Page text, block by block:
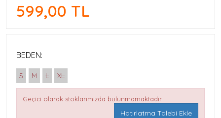
599,00 TL
BEDEN:
S M L XL
Geçici olarak stoklarımızda bulunmamaktadır.
Hatırlatma Talebi Ekle